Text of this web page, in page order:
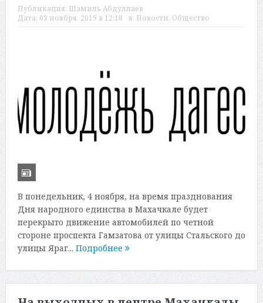
Публикация: Шамиль Абдуллаев
Дата: 03 ноября, 2019 в 12:18 в: Новости, Общество
В понедельник, 4 ноября, на время празднования
Дня народного единства в Махачкале будет
перекрыто движение автомобилей по четной
стороне проспекта Гамзатова от улицы Стальского до
улицы Яраг... Подробнее